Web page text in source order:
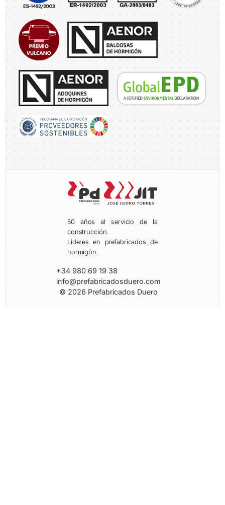
50 años al servicio de la
construcción.
Lideres en prefabricados de
hormigón.
+34 980 69 19 38
info@prefabricadosduero.com
© 2026 Prefabricados Duero